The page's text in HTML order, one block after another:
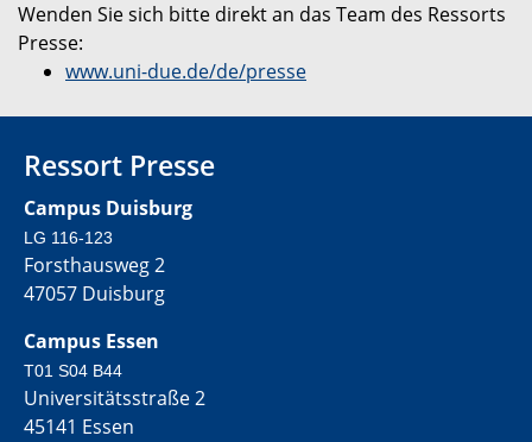
Wenden Sie sich bitte direkt an das Team des Ressorts
Presse:
www.uni-due.de/de/presse
Ressort Presse
Campus Duisburg
LG 116-123
Forsthausweg 2
47057 Duisburg
Campus Essen
T01 S04 B44
Universitätsstraße 2
45141 Essen